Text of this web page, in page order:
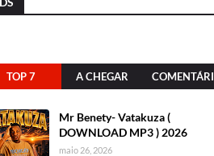
TOP 7 A CHEGAR COMENTÁRI
Mr Benety- Vatakuza (
DOWNLOAD MP3 ) 2026
maio 26, 2026